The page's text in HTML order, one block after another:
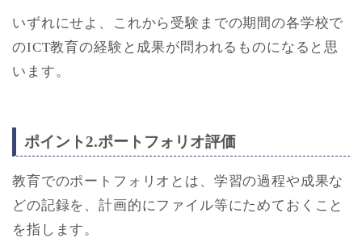
いずれにせよ、これから受験までの期間の各学校で
のICT教育の経験と成果が問われるものになると思
います。
ポイント2.ポートフォリオ評価
教育でのポートフォリオとは、学習の過程や成果な
どの記録を、計画的にファイル等にためておくこと
を指します。